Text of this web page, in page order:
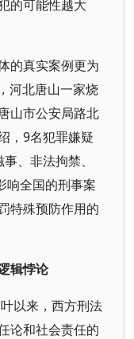
的可能性越大
的真实案例更为
河北唐山一家烧
山市公安局路北
，9名犯罪嫌疑
、非法拘禁、
响全国的刑事案
特殊预防作用的
辑悖论
以来，西方刑法
论和社会责任的